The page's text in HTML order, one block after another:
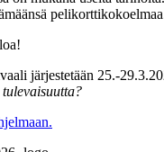
järjestetään 25.-